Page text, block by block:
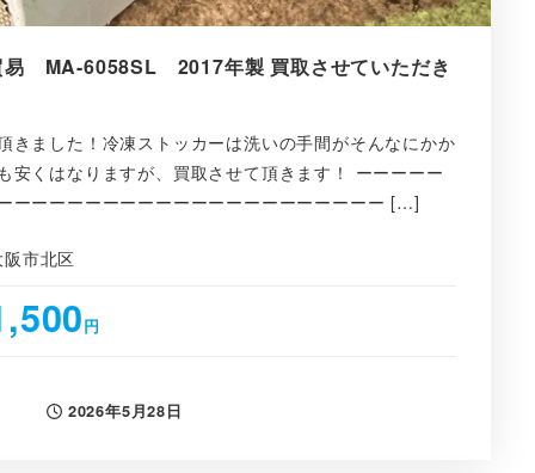
MA-6058SL 2017年製 買取させていただき
きました！冷凍ストッカーは洗いの手間がそんなにかか
安くはなりますが、買取させて頂きます！ ーーーーー
ーーーーーーーーーーーーーーーーーーーーー […]
阪市北区
円
投稿日
2026年5月28日